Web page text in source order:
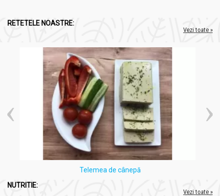
RETETELE NOASTRE:
Vezi toate »
Telemea de cânepă
NUTRITIE:
Vezi toate »